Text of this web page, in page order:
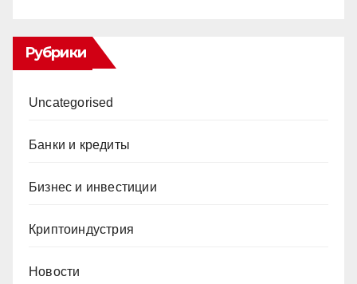
Рубрики
Uncategorised
Банки и кредиты
Бизнес и инвестиции
Криптоиндустрия
Новости